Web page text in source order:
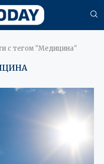
с тегом "Медицина"